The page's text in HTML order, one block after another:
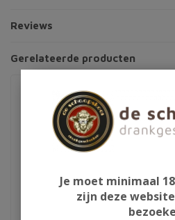
Reviews
Gerelateerde producten
Je moet minimaal
zijn deze